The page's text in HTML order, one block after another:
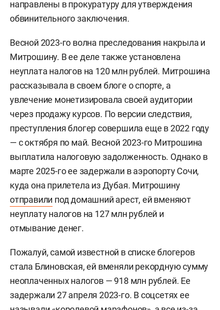
направлены в прокуратуру для утверждения
обвинительного заключения.
Весной 2023-го волна преследования накрыла и
Митрошину. В ее деле также установлена
неуплата налогов на 120 млн рублей. Митрошина
рассказывала в своем блоге о спорте, а
увлечение монетизировала своей аудитории
через продажу курсов. По версии следствия,
преступления блогер совершила еще в 2022 году
— с октября по май. Весной 2023-го Митрошина
выплатила налоговую задолженность. Однако в
марте 2025-го ее задержали в аэропорту Сочи,
куда она прилетела из Дубая. Митрошину
отправили под домашний арест, ей вменяют
неуплату налогов на 127 млн рублей и
отмывание денег.
Пожалуй, самой известной в списке блогеров
стала Блиновская, ей вменяли рекордную сумму
неоплаченных налогов — 918 млн рублей. Ее
задержали 27 апреля 2023-го. В соцсетях ее